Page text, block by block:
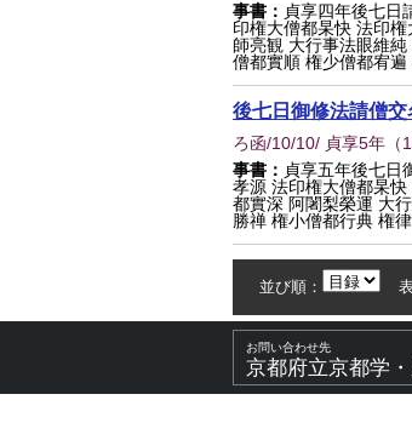
事書： 貞享四年後七日
印権大僧都杲快 法印
師亮観 大行事法眼維
僧都實順 権少僧都宥遍
後七日御修法請僧交
ろ函/10/10/ 貞享5年 （
事書： 貞享五年後七日
孝源 法印権大僧都杲
都實深 阿闍梨榮運 大
勝禅 権小僧都行典 権
並び順：
お問い合わせ先
京都府立京都学